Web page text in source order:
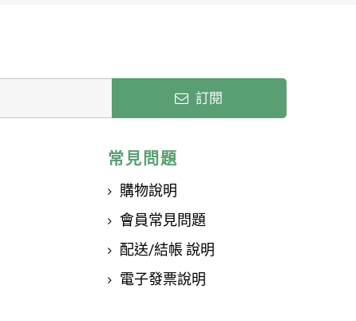
訂閱
常見問題
購物說明
會員常見問題
配送/結帳 說明
電子發票說明